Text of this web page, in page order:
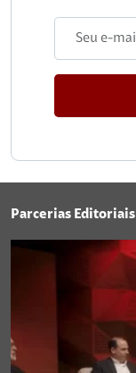
Parcerias Editoriais